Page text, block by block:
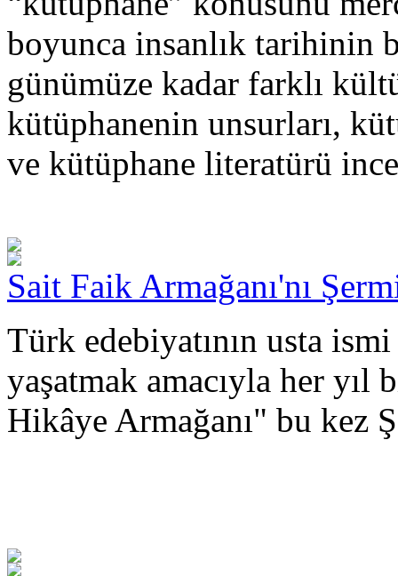
boyunca insanlık tarihinin
günümüze kadar farklı
kütüphanenin unsurları,
ve kütüphane literatürü
Sait Faik Armağanı'nı
Türk edebiyatının usta ismi
yaşatmak amacıyla her
Hikâye Armağanı" bu kez